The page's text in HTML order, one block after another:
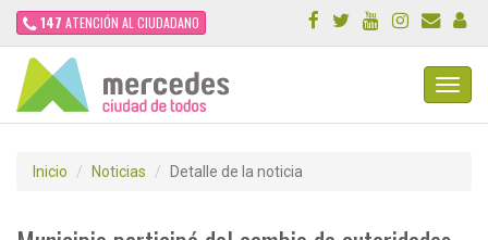
147 ATENCIÓN AL CIUDADANO
Inicio Noticias Detalle de la noticia